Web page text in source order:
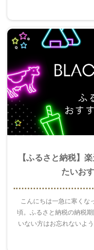
【ふるさと納税】
たいお
こんにちは一急に寒くな
頃。ふるさと納税の納税
いない方はお忘れないよ